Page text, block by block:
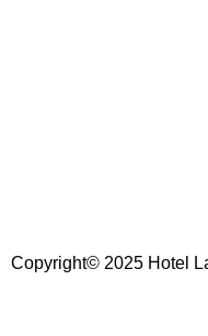
Copyright© 2025 Hotel